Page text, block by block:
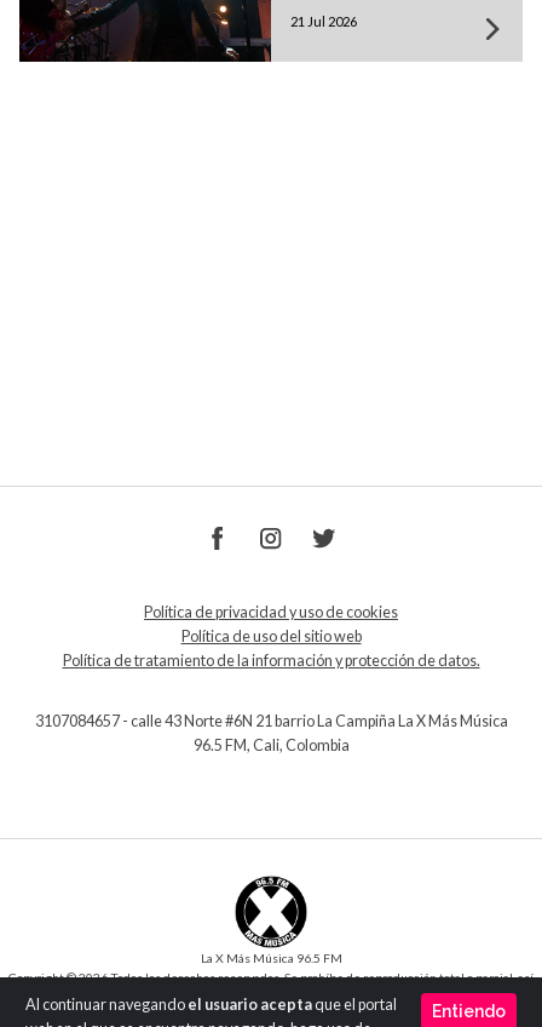
Al continuar navegando el usuario aceptaque el portal
Entiendo
21 Jul 2026
Política de privacidad y uso de cookies
Política de uso del sitio web
Política de tratamiento de la información y protección de datos.
3107084657 - calle 43 Norte #6N 21 barrio La Campiña La X Más Música
96.5 FM, Cali, Colombia
La X Más Música 96.5 FM
Copyright © 2026 Todos los derechos reservados. Se prohíbe de reproducción total o parcial, así
como su traducción a cualquier idioma sin la autorización escrita del titular.
Desarrollo y Diseño
SilverIT